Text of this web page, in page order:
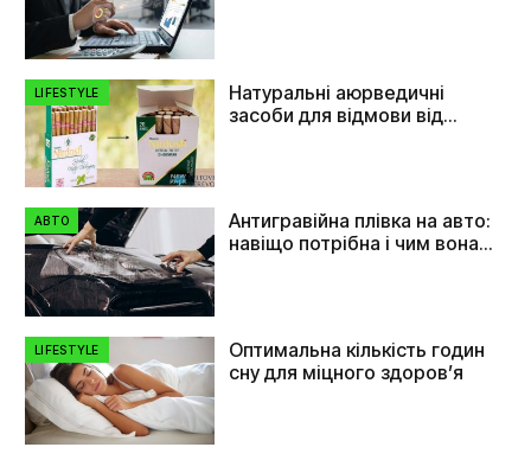
LIFESTYLE
Натуральні аюрведичні
засоби для відмови від
АВТО
Антигравійна плівка на авто:
навіщо потрібна і чим вона
LIFESTYLE
Оптимальна кількість годин
сну для міцного здоров’я